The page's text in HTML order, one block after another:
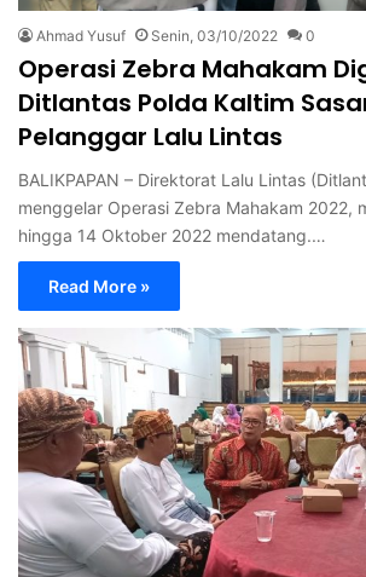
Ahmad Yusuf Senin, 03/10/2022 0
Operasi Zebra Mahakam
Ditlantas Polda Kaltim
Pelanggar Lalu Lintas
BALIKPAPAN – Direktorat Lalu Lintas
menggelar Operasi Zebra Mahakam 2022,
hingga 14 Oktober 2022 mendatang.…
Read More »